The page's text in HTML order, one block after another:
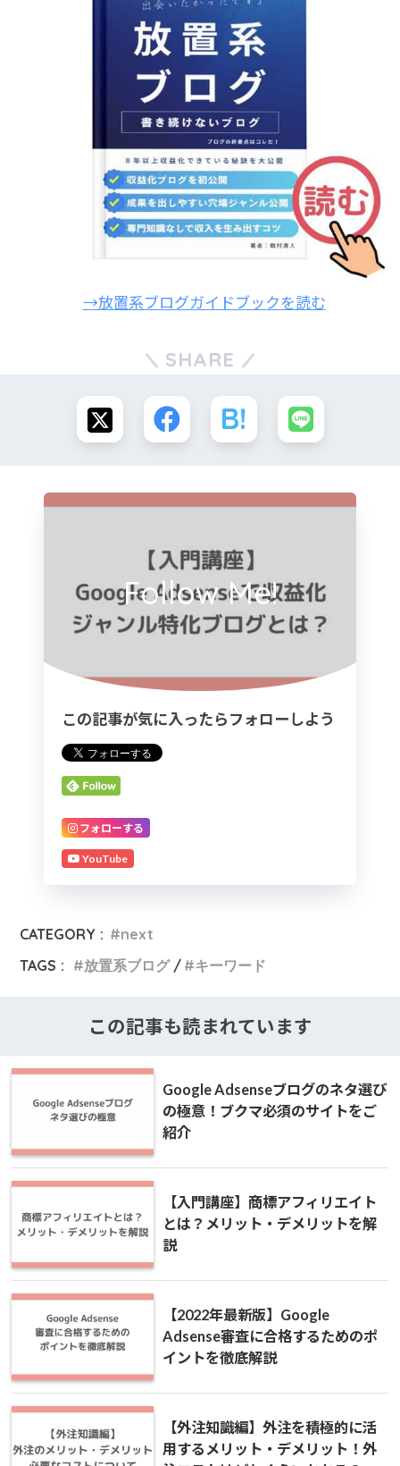
→放置系ブログガイドブックを読む
SHARE
Follow Me!
この記事が気に入ったらフォローしよう
フォローする
YouTube
CATEGORY : #next
TAGS :
放置系ブログ キーワード
この記事も読まれています
Google Adsenseブログのネタ選び
の極意！ブクマ必須のサイトをご
紹介
【入門講座】商標アフィリエイト
とは？メリット・デメリットを解
説
【2022年最新版】Google
Adsense審査に合格するためのポ
イントを徹底解説
【外注知識編】外注を積極的に活
用するメリット・デメリット！外